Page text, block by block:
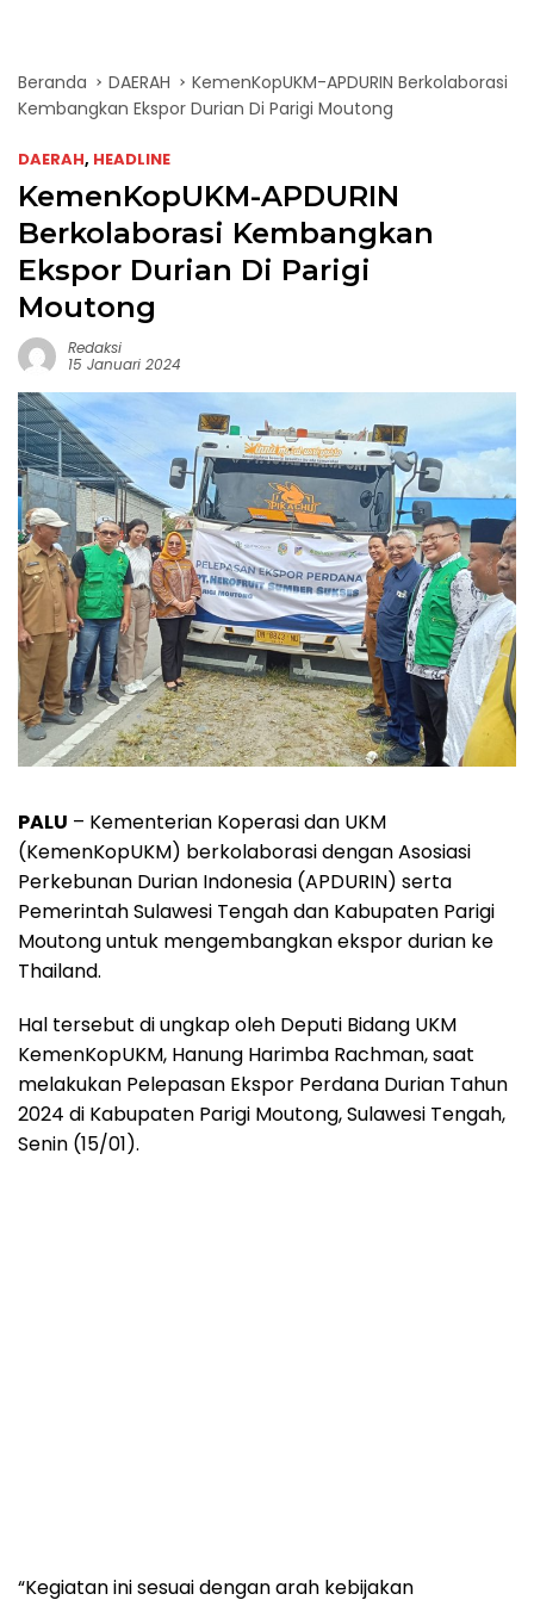
Beranda DAERAH
KemenKopUKM-APDURIN Berkolaborasi
Kembangkan Ekspor Durian Di Parigi Moutong
DAERAH, HEADLINE
KemenKopUKM-APDURIN
Berkolaborasi Kembangkan
Ekspor Durian Di Parigi
Moutong
Redaksi
15 Januari 2024
PALU – Kementerian Koperasi dan UKM
(KemenKopUKM) berkolaborasi dengan Asosiasi
Perkebunan Durian Indonesia (APDURIN) serta
Pemerintah Sulawesi Tengah dan Kabupaten Parigi
Moutong untuk mengembangkan ekspor durian ke
Thailand.
Hal tersebut di ungkap oleh Deputi Bidang UKM
KemenKopUKM, Hanung Harimba Rachman, saat
melakukan Pelepasan Ekspor Perdana Durian Tahun
2024 di Kabupaten Parigi Moutong, Sulawesi Tengah,
Senin (15/01).
“Kegiatan ini sesuai dengan arah kebijakan